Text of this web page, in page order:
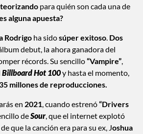
teorizando para quién son cada una de
alguna apuesta?
Rodrigo ha sidosúper exitoso. Dos
debut, la ahora ganadora del
récords. Su sencillo“Vampire”,
Billboard Hot 100y hasta el momento,
millones de reproducciones.
en 2021, cuando estrenó“Drivers
deSour, que el internet explotó
que la canción era para su ex, Joshua